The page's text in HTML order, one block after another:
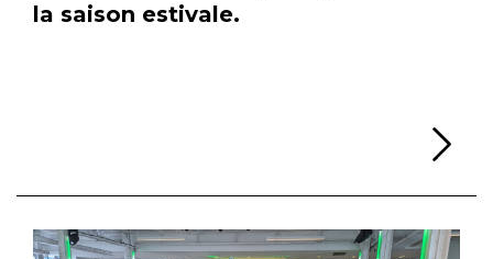
la saison estivale.